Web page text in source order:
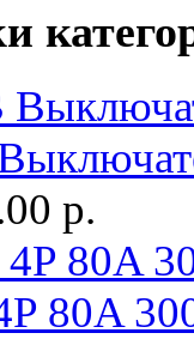
р.
80A